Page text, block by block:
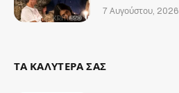
7 Αυγούστου, 2026
ΤΑ ΚΑΛΥΤΕΡΑ ΣΑΣ